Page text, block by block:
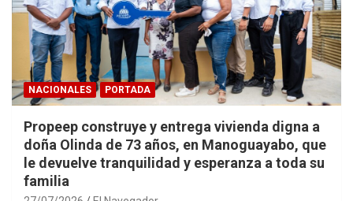
NACIONALES PORTADA
Propeep construye y entrega vivienda digna a
doña Olinda de 73 años, en Manoguayabo, que
le devuelve tranquilidad y esperanza a toda su
familia